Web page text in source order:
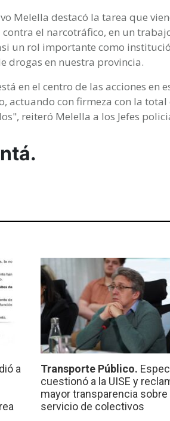
Melella destacó la tarea que
el narcotráfico, en un
un rol importante como
drogas en nuestra provincia.
en el centro de las acciones en
actuando con firmeza con la total
reiteró Melella a los Jefes
a
Transporte Público.
cuestionó a la UISE y
mayor transparencia sobre
servicio de colectivos